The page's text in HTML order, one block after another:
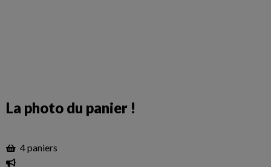
La photo du panier !
4 paniers